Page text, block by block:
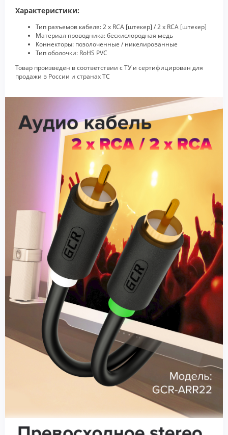
Характеристики:
Тип разъемов кабеля: 2 x RCA [штекер] / 2 x RCA [штекер]
Материал проводника: бескислородная медь
Коннекторы: позолоченные / никелированные
Тип оболочки: RoHS PVC
Товар произведен в соответствии с ТУ и сертифицирован для
продажи в России и странах ТС